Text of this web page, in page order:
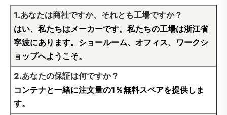
1.あなたは商社ですか、それとも工場ですか？
はい、私たちはメーカーです。私たちの工場は浙江省
寧波にあります。ショールーム、オフィス、ワークシ
ョップへようこそ。
2.あなたの保証は何ですか？
コンテナと一緒に注文量の1％無料スペアを提供しま
す。